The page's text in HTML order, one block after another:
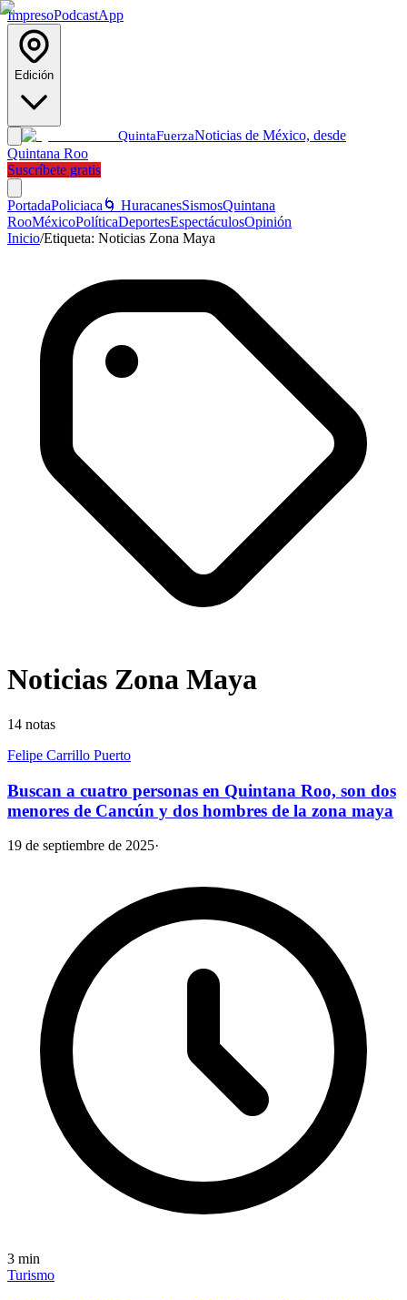
ImpresoPodcastApp
Edición
QuintaFuerzaNoticias de México, desde
Quintana Roo
Suscríbete gratis
PortadaPoliciaca 🌀 HuracanesSismosQuintana
RooMéxicoPolíticaDeportesEspectáculosOpinión
Inicio/Etiqueta: Noticias Zona Maya
Noticias Zona Maya
14 notas
Felipe Carrillo Puerto
Buscan a cuatro personas en Quintana Roo, son dos
menores de Cancún y dos hombres de la zona maya
19 de septiembre de 2025·
3 min
Turismo